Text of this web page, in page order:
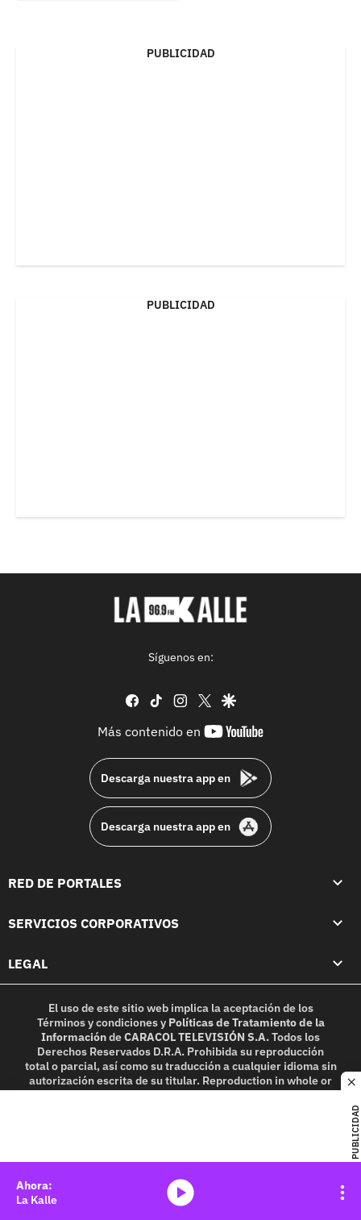
PUBLICIDAD
PUBLICIDAD
PUBLICIDAD
Síguenos en:
facebook
tiktok instagram
twittergoogle
Más contenido en
youtube-
Descarga nuestra app en
Descarga nuestra app en
RED DE PORTALES
SERVICIOS CORPORATIVOS
LEGAL
El uso de este sitio web implica la aceptación de los
Términos y condicionesy Políticas de Tratamiento de la
InformacióndeCARACOL TELEVISIÓN S.A.Todos los
Derechos Reservados D.R.A. Prohibida su reproducción
total o parcial, así como su traducción a cualquier idioma sin
autorización escrita de su titular. Reproduction in whole or
in part, or translation without written permission is
La Kalle